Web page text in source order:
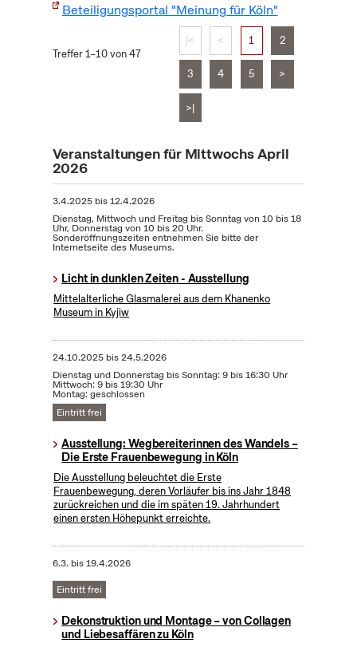
Beteiligungsportal "Meinung für Köln"
Treffer 1–10 von 47
|< < 1 2
3 4 5 >
>|
Veranstaltungen für Mittwochs April
2026
3.4.2025bis12.4.2026
Dienstag, Mittwoch und Freitag bis Sonntag von 10 bis 18
Uhr, Donnerstag von 10 bis 20 Uhr.
Sonderöffnungszeiten entnehmen Sie bitte der
Internetseite des Museums.
Licht in dunklen Zeiten - Ausstellung
Mittelalterliche Glasmalerei aus dem Khanenko
Museum in Kyjiw
24.10.2025bis24.5.2026
Dienstag und Donnerstag bis Sonntag: 9 bis 16:30 Uhr
Mittwoch: 9 bis 19:30 Uhr
Montag: geschlossen
Eintritt frei
Ausstellung: Wegbereiterinnen des Wandels –
Die Erste Frauenbewegung in Köln
Die Ausstellung beleuchtet die Erste
Frauenbewegung, deren Vorläufer bis ins Jahr 1848
zurückreichen und die im späten 19. Jahrhundert
einen ersten Höhepunkt erreichte.
6.3. bis19.4.2026
Eintritt frei
Dekonstruktion und Montage – von Collagen
und Liebesaffären zu Köln